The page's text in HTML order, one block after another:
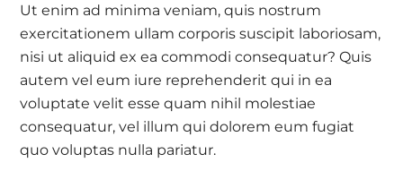
Ut enim ad minima veniam, quis nostrum
exercitationem ullam corporis suscipit laboriosam,
nisi ut aliquid ex ea commodi consequatur? Quis
autem vel eum iure reprehenderit qui in ea
voluptate velit esse quam nihil molestiae
consequatur, vel illum qui dolorem eum fugiat
quo voluptas nulla pariatur.